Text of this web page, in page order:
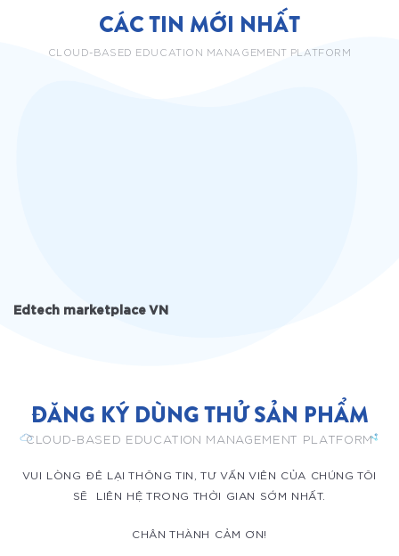
CÁC TIN MỚI NHẤT
CLOUD-BASED EDUCATION MANAGEMENT PLATFORM
Edtech marketplace VN
ĐĂNG KÝ DÙNG THỬ SẢN PHẨM
CLOUD-BASED EDUCATION MANAGEMENT PLATFORM
VUI LÒNG ĐÊ LẠI THÔNG TIN, TƯ VẤN VIÊN CỦA CHÚNG TÔI
SẼ LIÊN HỆ TRONG THỜI GIAN SỚM NHẤT.
CHÂN THÀNH CẢM ƠN!